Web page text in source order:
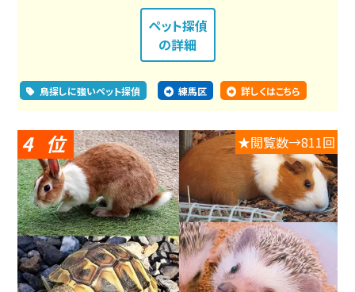
ペット探偵
の詳細
鳥探しに強いペット探偵 練馬区 詳しくはこちら
4 ★閲覧数→811回